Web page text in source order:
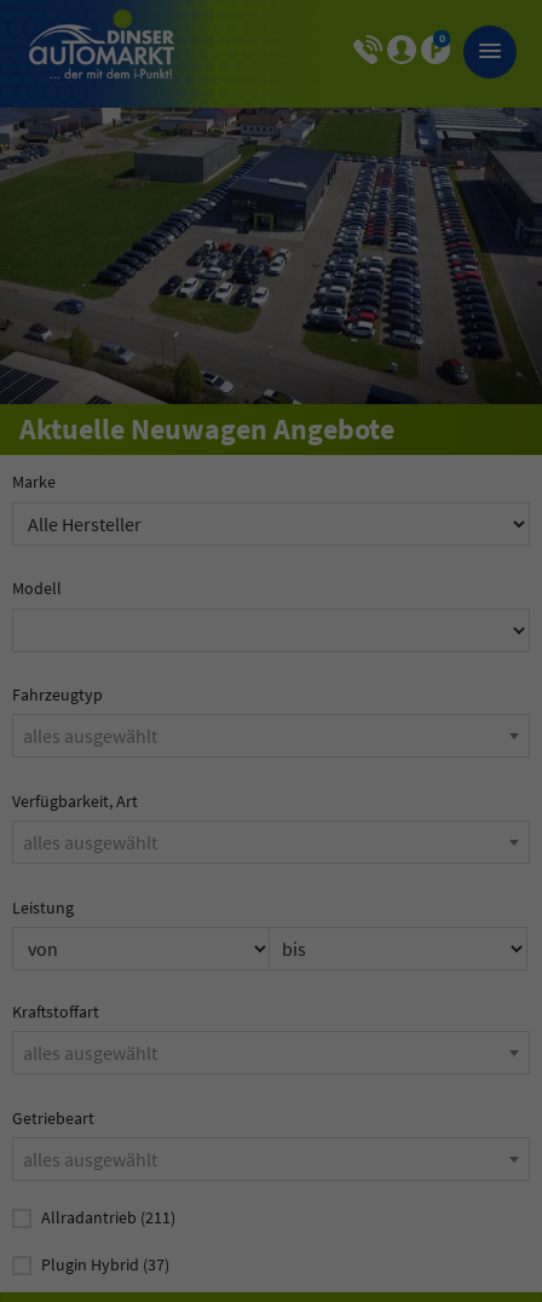
0
Aktuelle Neuwagen Angebote
Marke
Modell
Fahrzeugtyp
alles ausgewählt
Verfügbarkeit, Art
alles ausgewählt
Leistung
Kraftstoffart
alles ausgewählt
Getriebeart
alles ausgewählt
Allradantrieb (211)
Plugin Hybrid (37)